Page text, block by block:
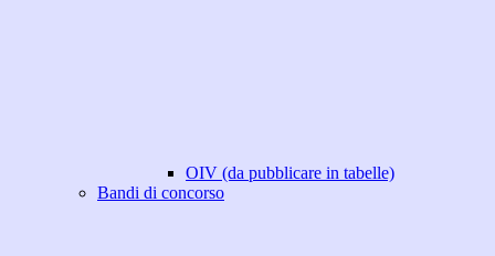
OIV (da pubblicare in tabelle)
Bandi di concorso